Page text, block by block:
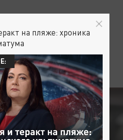
на пляже: хроника